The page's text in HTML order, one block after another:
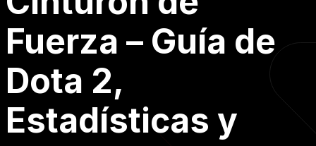
Fuerza – Guía de
Dota 2,
Estadísticas y